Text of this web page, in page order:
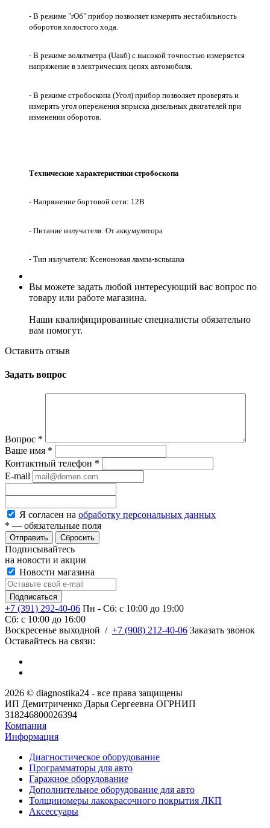
- В режиме "rОб" прибор позволяет измерять нестабильность
оборотов холостого хода.
- В режиме вольтметра (Uакб) с высокой точностью измеряется
напряжение в электрических цепях автомобиля.
- В режиме стробоскопа (Угол) прибор позволяет проверять и
измерять угол опережения впрыска дизельных двигателей при
изменении оборотов.
Технические характеристики стробоскопа
- Напряжение бортовой сети: 12В
- Питание излучателя: От аккумулятора
- Тип излучателя: Ксеноновая лампа-вспышка
Вы можете задать любой интересующий вас вопрос по
товару или работе магазина.
Наши квалифицированные специалисты обязательно
вам помогут.
Оставить отзыв
Задать вопрос
Вопрос *
Ваше имя *
Контактный телефон *
E-mail
Я согласен на обработку персональных данных
* — обязательные поля
Сбросить
Подписывайтесь
на новости и акции
Новости магазина
+7 (391) 292-40-06 Пн - Сб: c 10:00 до 19:00
Сб: c 10:00 до 16:00
​Воскресенье выходной / +7 (908) 212-40-06 Заказать звонок
Оставайтесь на связи:
2026 © diagnostika24 - все права защищены
ИП Демитриченко Дарья Сергеевна ОГРНИП
318246800026394
Компания
Информация
Диагностическое оборудование
Программаторы для авто
Гаражное оборудование
Дополнительное оборудование для авто
Толщиномеры лакокрасочного покрытия ЛКП
Аксессуары